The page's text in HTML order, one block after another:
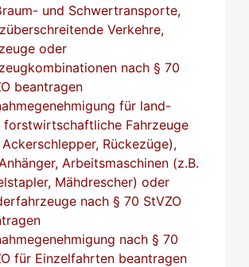
und Schwertransporte,
Verkehre,
oder
nach § 70
beantragen
für land-
forstwirtschaftliche Fahrzeuge
Ackerschlepper, Rückezüge),
Arbeitsmaschinen (z.B.
Mähdrescher) oder
nach § 70 StVZO
nach § 70
für Einzelfahrten beantragen